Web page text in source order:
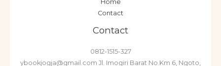
Home
Contact
Contact
0812-1515-327
ybookjogja@gmail.com Jl. Imogiri Barat No.Km 6, Ngoto,